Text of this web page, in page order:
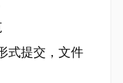
式提交，文件